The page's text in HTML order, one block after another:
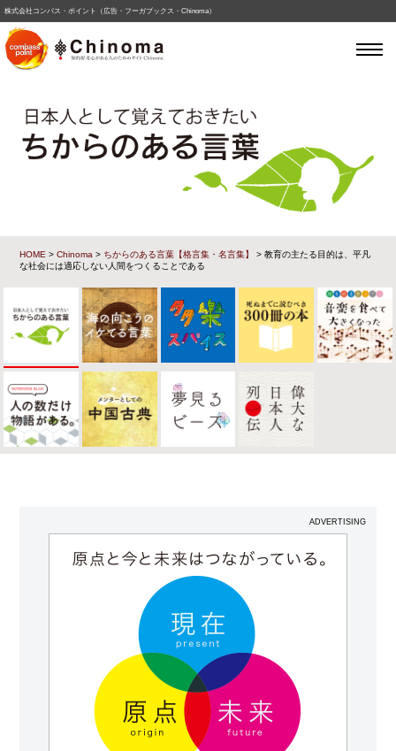
株式会社コンパス・ポイント（広告・フーガブックス・Chinoma）
HOME >Chinoma > ちからのある言葉【格言集・名言集】
> 教育の主たる目的は、平凡
な社会には適応しない人間をつくることである
ADVERTISING